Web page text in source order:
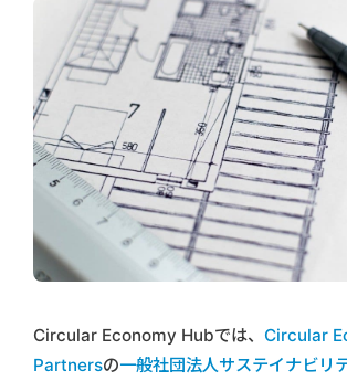
Circular Economy Hubでは、 Circular
Partnersの一般社団法人サステイナビリ